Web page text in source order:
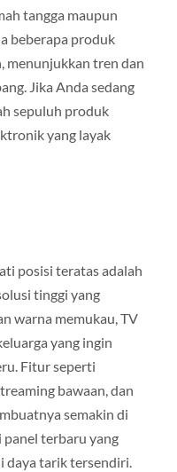
tangga maupun
beberapa produk
menunjukkan tren dan
Jika Anda sedang
sepuluh produk
yang layak
posisi teratas adalah
tinggi yang
warna memukau, TV
yang ingin
Fitur seperti
bawaan, dan
semakin di
panel terbaru yang
daya tarik tersendiri.